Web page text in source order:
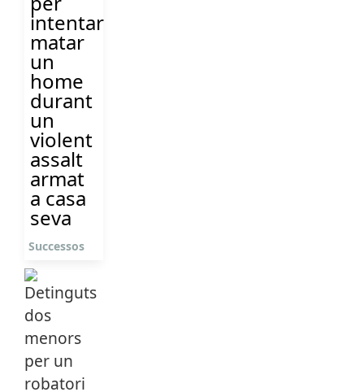
intentar
matar
un
home
durant
un
violent
assalt
armat
a casa
seva
Successos